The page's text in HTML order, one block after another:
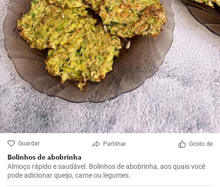
Guardar Partilhar Gosto de
Bolinhos de abobrinha
Almoço rápido e saudável. Bolinhos de abobrinha, aos quais você
pode adicionar queijo, carne ou legumes.